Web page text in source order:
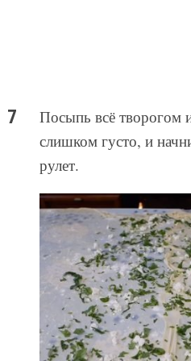
Посыпь всё творогом
слишком густо, и
рулет.